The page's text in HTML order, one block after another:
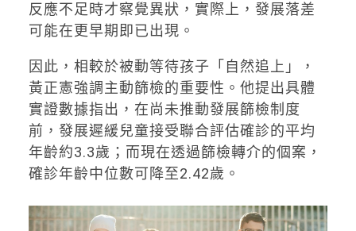
反應不足時才察覺異狀，實際上，發展落差
可能在更早期即已出現。
因此，相較於被動等待孩子「自然追上」，
黃正憲強調主動篩檢的重要性。他提出具體
實證數據指出，在尚未推動發展篩檢制度
前，發展遲緩兒童接受聯合評估確診的平均
年齡約3.3歲；而現在透過篩檢轉介的個案，
確診年齡中位數可降至2.42歲。